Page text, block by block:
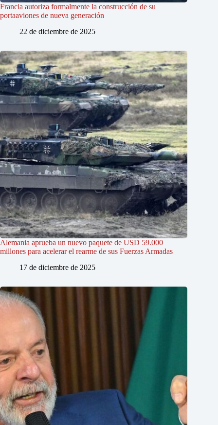
Francia autoriza formalmente la construcción de su
portaaviones de nueva generación
22 de diciembre de 2025
Alemania aprueba un nuevo paquete de USD 59.000
millones para acelerar el rearme de sus Fuerzas Armadas
17 de diciembre de 2025